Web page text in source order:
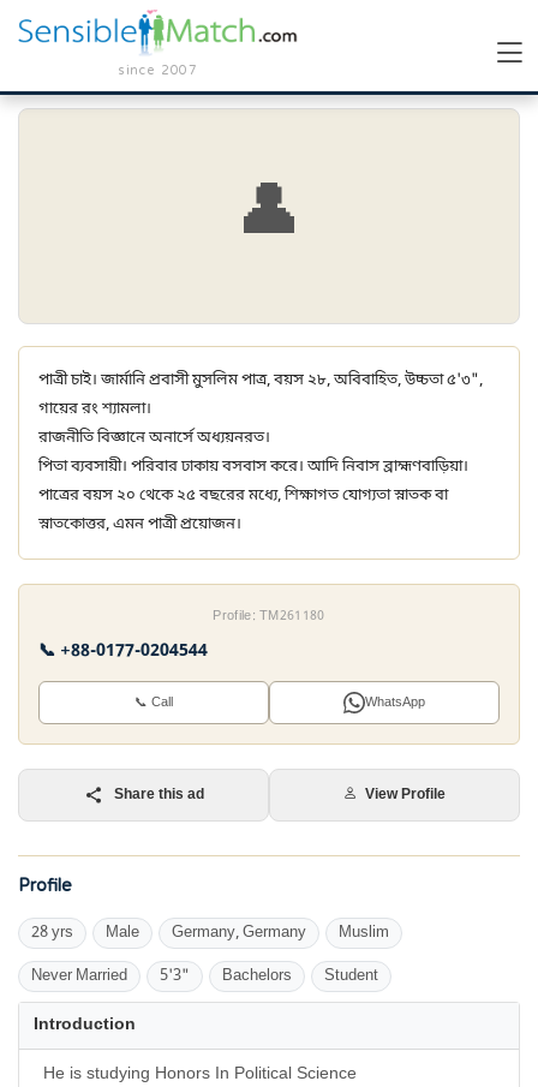
since 2007
👤
পাত্রী চাই। জার্মানি প্রবাসী মুসলিম পাত্র, বয়স ২৮, অবিবাহিত, উচ্চতা ৫'৩",
গায়ের রং শ্যামলা।
রাজনীতি বিজ্ঞানে অনার্সে অধ্যয়নরত।
পিতা ব্যবসায়ী। পরিবার ঢাকায় বসবাস করে। আদি নিবাস ব্রাহ্মণবাড়িয়া।
পাত্রের বয়স ২০ থেকে ২৫ বছরের মধ্যে, শিক্ষাগত যোগ্যতা স্নাতক বা
স্নাতকোত্তর, এমন পাত্রী প্রয়োজন।
Profile: TM261180
📞 +88-0177-0204544
📞 Call WhatsApp
Share this ad View Profile
Profile
28 yrs Male Germany, Germany Muslim
Never Married 5'3" Bachelors Student
Introduction
He is studying Honors In Political Science